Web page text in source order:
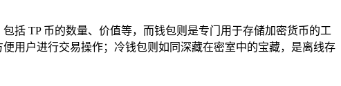
括 TP 币的数量、价值等，而钱包则是专门用于存储加密货币的工
用户进行交易操作；冷钱包则如同深藏在密室中的宝藏，是离线存